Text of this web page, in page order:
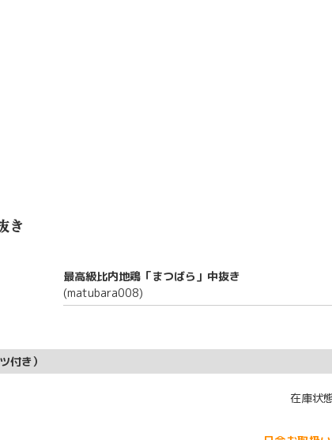
き
最高級比内地鶏「まつばら」中抜き
(matubara008)
付き）
在庫状